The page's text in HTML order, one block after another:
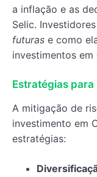
a inflação e as
Selic.
futuras e como
investimentos em
Estratégias
A mitigação de
investimento em
estratégias: